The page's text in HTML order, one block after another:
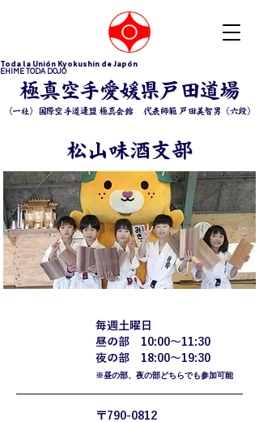
Toda la Unión Kyokushin de Japón
EHIME TODA DOJO
​極真空手愛媛県戸田道場
（一社）国際空手道連盟 極真会館 ​代表師範 戸田美智男（六段）
松山味酒支部
毎週土曜日
昼の部 10:00〜11:30
​夜の部 18:00〜19:30
※昼の部、夜の部どちらでも参加可能
〒790-0812